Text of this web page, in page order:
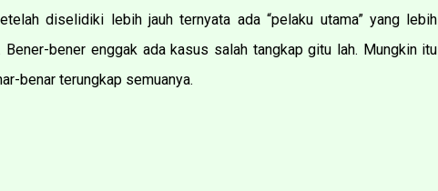
diselidiki lebih jauh ternyata ada “pelaku utama” yang lebih
bener enggak ada kasus salah tangkap gitu lah. Mungkin itu
benar terungkap semuanya.